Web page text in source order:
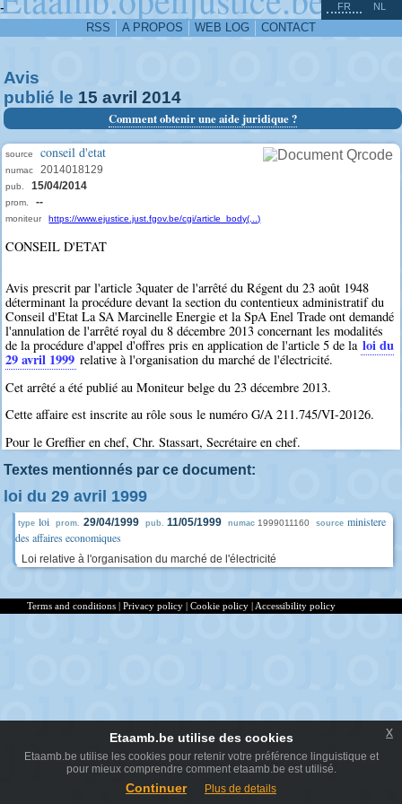
-
RSS A PROPOS WEB LOG CONTACT
FR NL
Avis
publié le 15 avril 2014
Comment obtenir une aide juridique ?
source conseil d'etat
numac 2014018129
pub. 15/04/2014
prom. --
moniteur https://www.ejustice.just.fgov.be/cgi/article_body(...)
CONSEIL D'ETAT
Avis prescrit par l'article 3quater de l'arrêté du Régent du 23 août 1948
déterminant la procédure devant la section du contentieux administratif du
Conseil d'Etat La SA Marcinelle Energie et la SpA Enel Trade ont demandé
l'annulation de l'arrêté royal du 8 décembre 2013 concernant les modalités
de la procédure d'appel d'offres pris en application de l'article 5 de la loi du
29 avril 1999 relative à l'organisation du marché de l'électricité.
Cet arrêté a été publié au Moniteur belge du 23 décembre 2013.
Cette affaire est inscrite au rôle sous le numéro G/A 211.745/VI-20126.
Pour le Greffier en chef, Chr. Stassart, Secrétaire en chef.
Textes mentionnés par ce document:
loi du 29 avril 1999
type loi prom. 29/04/1999 pub. 11/05/1999 numac 1999011160 source ministere
des affaires economiques
Loi relative à l'organisation du marché de l'électricité
^
Terms and conditions | Privacy policy | Cookie policy | Accessibility policy
Etaamb.be utilise des cookies
Etaamb.be utilise les cookies pour retenir votre préférence linguistique et
pour mieux comprendre comment etaamb.be est utilisé.
Continuer Plus de details
x